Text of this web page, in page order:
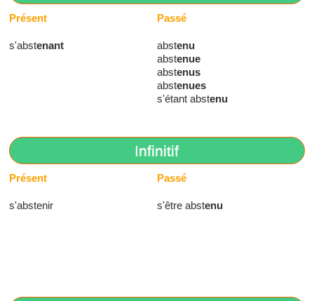
Présent
s'abstenant
Passé
abstenu
abstenue
abstenus
abstenues
s'étant abstenu
Infinitif
Présent
s'abstenir
Passé
s'être abstenu